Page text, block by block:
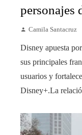
personajes
Camila Santacruz
Disney apuesta
sus principales
usuarios y
Disney+.La